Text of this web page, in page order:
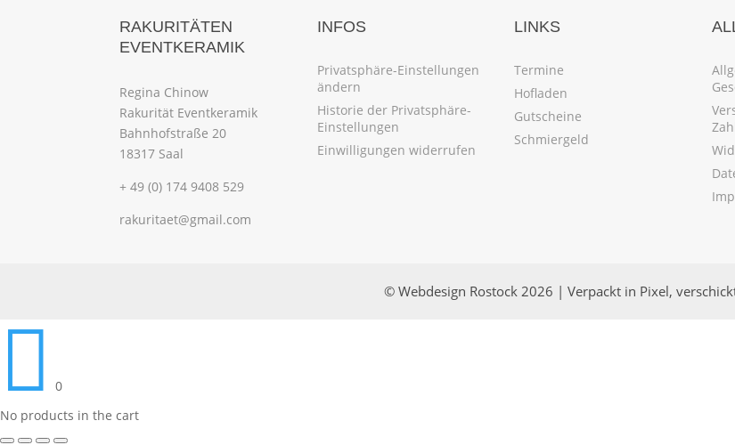
RAKURITÄTEN
EVENTKERAMIK
Regina Chinow
Rakurität Eventkeramik
Bahnhofstraße 20
18317 Saal
+ 49 (0) 174 9408 529
rakuritaet@gmail.com
INFOS
Privatsphäre-Einstellungen
ändern
Historie der Privatsphäre-
Einstellungen
Einwilligungen widerrufen
LINKS
Termine
Hofladen
Gutscheine
Schmiergeld
© Webdesign Rostock 2026 | Verpackt in Pixel,

0
No products in the cart